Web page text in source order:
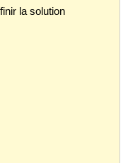
la solution